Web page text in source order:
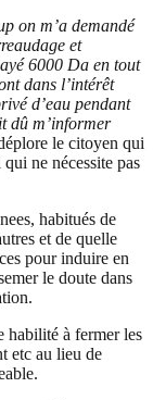
on m’a demandé
et
6000 Da en tout
dans l’intérêt
d’eau pendant
dû m’informer
le citoyen qui
ne nécessite pas
habitués de
et de quelle
pour induire en
le doute dans
habilité à fermer les
etc au lieu de